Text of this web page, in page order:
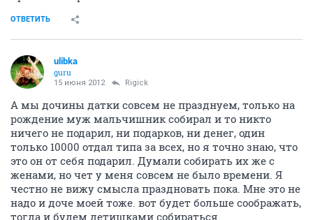
ОТВЕТИТЬ
ulibka
guru
15 июня 2012 Rigick
А мы дочины датки совсем не празднуем, только на
рождение муж мальчишник собирал и то никто
ничего не подарил, ни подарков, ни денег, один
только 10000 отдал типа за всех, но я точно знаю, что
это он от себя подарил. Думали собирать их же с
женами, но чет у меня совсем не было времени. Я
честно не вижу смысла праздновать пока. Мне это не
надо и доче моей тоже. вот будет больше соображать,
тогда и будем детишками собираться.